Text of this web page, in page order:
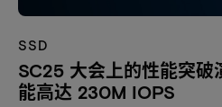
SSD
SC25 大会上的性能突破
能高达 230M IOPS